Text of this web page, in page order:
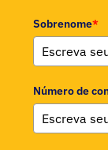
Sobrenome*
Número de